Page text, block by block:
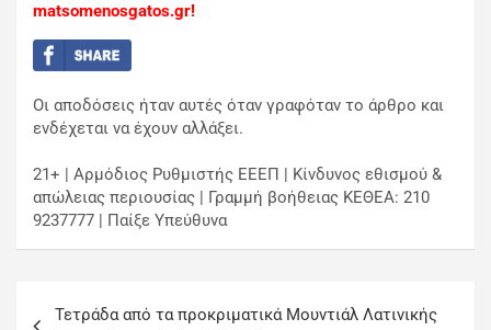
matsomenosgatos.gr!
Οι αποδόσεις ήταν αυτές όταν γραφόταν το άρθρο και
ενδέχεται να έχουν αλλάξει.
21+ | Αρμόδιος Ρυθμιστής ΕΕΕΠ | Κίνδυνος εθισμού &
απώλειας περιουσίας | Γραμμή βοήθειας ΚΕΘΕΑ: 210
9237777 | Παίξε Υπεύθυνα
Τετράδα από τα προκριματικά Μουντιάλ Λατινικής